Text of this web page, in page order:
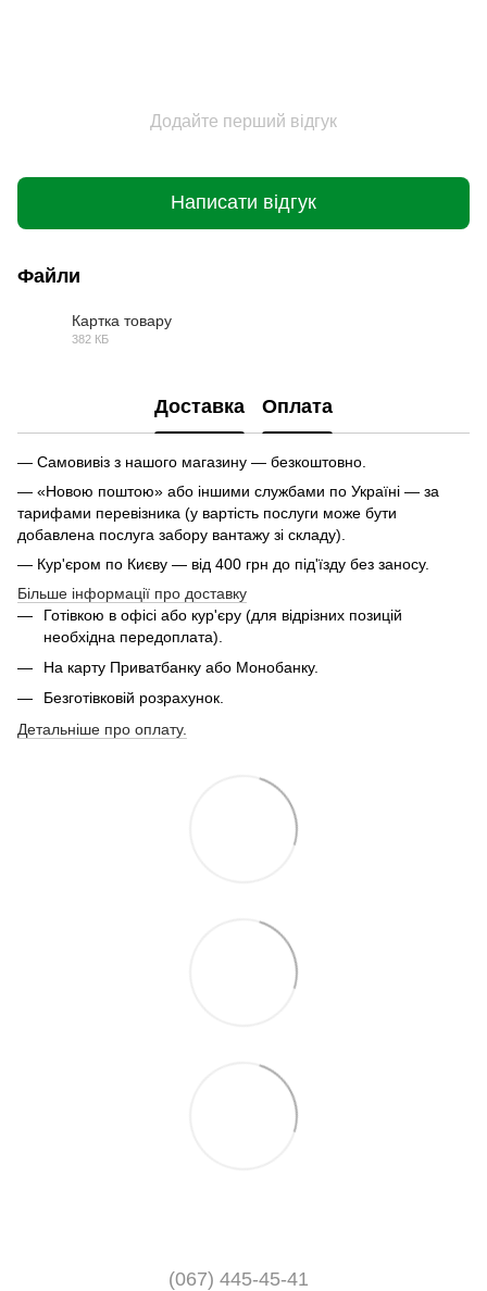
Додайте перший відгук
Написати відгук
Файли
Картка товару
382 КБ
Доставка Оплата
— Самовивіз з нашого магазину — безкоштовно.
— «Новою поштою» або іншими службами по Україні — за
тарифами перевізника (у вартість послуги може бути
добавлена послуга забору вантажу зі складу).
— Кур'єром по Києву — від 400 грн до під'їзду без заносу.
Більше інформації про доставку
Готівкою в офісі або кур'єру (для відрізних позицій
необхідна передоплата).
На карту Приватбанку або Монобанку.
Безготівковій розрахунок.
Детальніше про оплату.
(067) 445-45-41